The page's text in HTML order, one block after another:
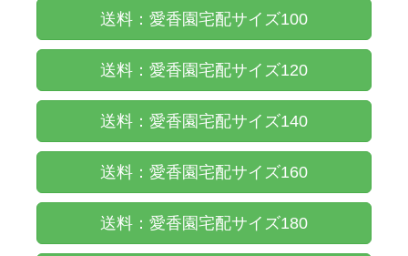
送料：愛香園宅配サイズ100
送料：愛香園宅配サイズ120
送料：愛香園宅配サイズ140
送料：愛香園宅配サイズ160
送料：愛香園宅配サイズ180